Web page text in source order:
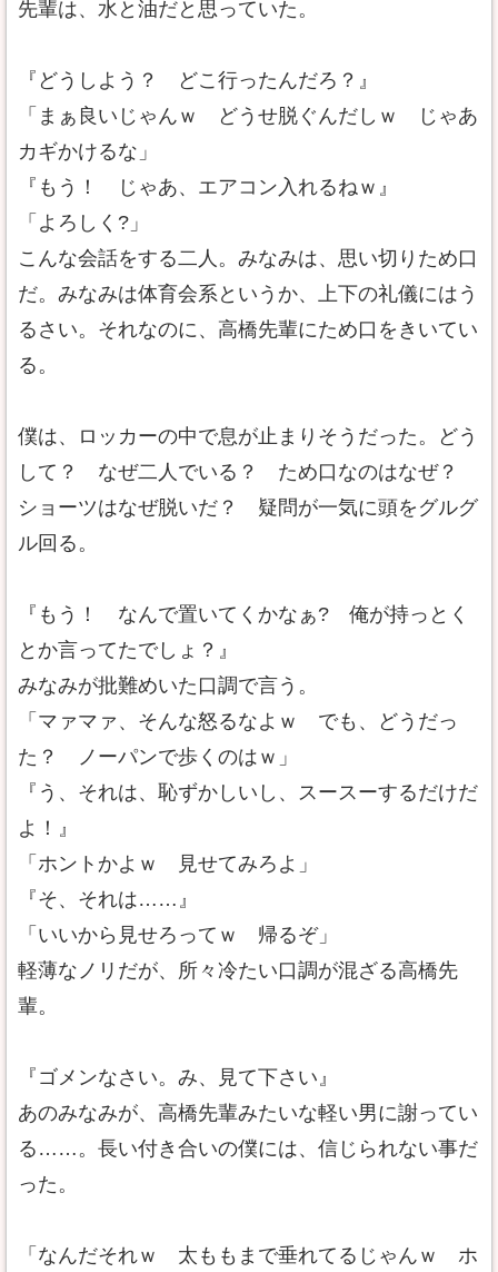
先輩は、水と油だと思っていた。
『どうしよう？ どこ行ったんだろ？』
「まぁ良いじゃんｗ どうせ脱ぐんだしｗ じゃあ
カギかけるな」
『もう！ じゃあ、エアコン入れるねｗ』
「よろしく?」
こんな会話をする二人。みなみは、思い切りため口
だ。みなみは体育会系というか、上下の礼儀にはう
るさい。それなのに、高橋先輩にため口をきいてい
る。
僕は、ロッカーの中で息が止まりそうだった。どう
して？ なぜ二人でいる？ ため口なのはなぜ？
ショーツはなぜ脱いだ？ 疑問が一気に頭をグルグ
ル回る。
『もう！ なんで置いてくかなぁ? 俺が持っとく
とか言ってたでしょ？』
みなみが批難めいた口調で言う。
「マァマァ、そんな怒るなよｗ でも、どうだっ
た？ ノーパンで歩くのはｗ」
『う、それは、恥ずかしいし、スースーするだけだ
よ！』
「ホントかよｗ 見せてみろよ」
『そ、それは……』
「いいから見せろってｗ 帰るぞ」
軽薄なノリだが、所々冷たい口調が混ざる高橋先
輩。
『ゴメンなさい。み、見て下さい』
あのみなみが、高橋先輩みたいな軽い男に謝ってい
る……。長い付き合いの僕には、信じられない事だ
った。
「なんだそれｗ 太ももまで垂れてるじゃんｗ ホ